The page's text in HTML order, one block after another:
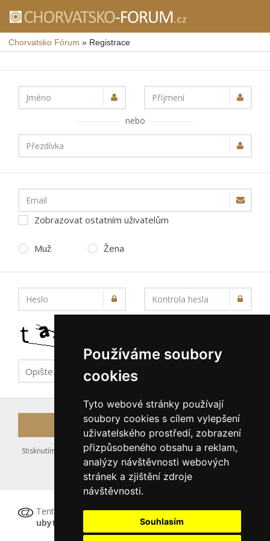
Používáme soubory
cookies
Tyto webové stránky používají
soubory cookies s cílem vylepšení
uživatelského prostředí, zobrazení
přizpůsobeného obsahu a reklam,
analýzy návštěvnosti webových
stránek a zjištění zdroje
návštěvnosti.
Souhlasím
Chorvatsko Fórum » Registrace
Jméno
Příjmení
nebo
Přezdívka
Email
Zobrazovat ostatním uživatelům
Muž Žena
Heslo Kontrola hesla
Registrovat
Stisknutím tlačítka Registrovat souhlasíte s uložením výše zadaných
údajů do databáze serveru, viz podmínky
nakládání s osobními údaji.
Tento formulářnení určen pro registraci
ubytovacího zařízení
, tu proveďte prosím